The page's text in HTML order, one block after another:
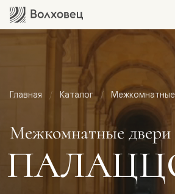
Главная Каталог
Межкомнатные двери